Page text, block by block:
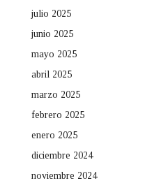
julio 2025
junio 2025
mayo 2025
abril 2025
marzo 2025
febrero 2025
enero 2025
diciembre 2024
noviembre 2024